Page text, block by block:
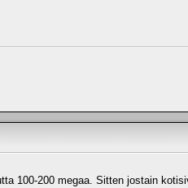
100-200 megaa. Sitten jostain